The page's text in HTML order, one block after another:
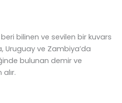
bilinen ve sevilen bir kuvars
Uruguay ve Zambiya’da
bulunan demir ve